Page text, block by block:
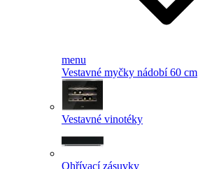
menu
Vestavné myčky nádobí 60 cm
Vestavné vinotéky
Ohřívací zásuvky